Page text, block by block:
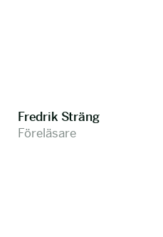
Fredrik Sträng
Föreläsare